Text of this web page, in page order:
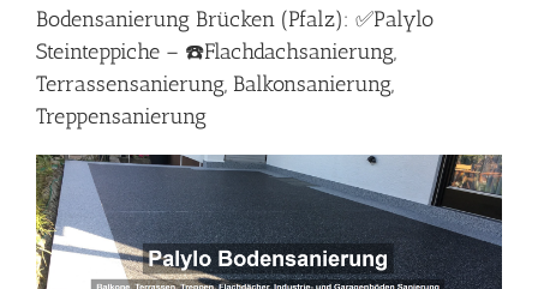
Bodensanierung Brücken (Pfalz): ✅Palylo
Steinteppiche – ☎️Flachdachsanierung,
Terrassensanierung, Balkonsanierung,
Treppensanierung